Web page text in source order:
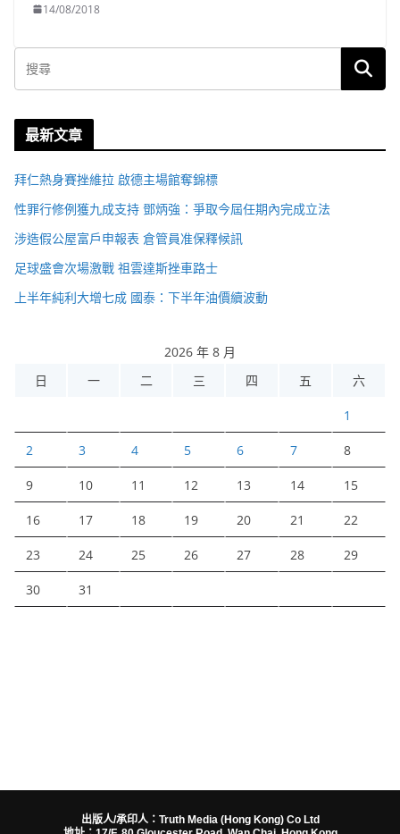
14/08/2018
最新文章
拜仁熱身賽挫維拉 啟德主場館奪錦標
性罪行修例獲九成支持 鄧炳強：爭取今屆任期內完成立法
涉造假公屋富戶申報表 倉管員准保釋候訊
足球盛會次場激戰 祖雲達斯挫車路士
上半年純利大增七成 國泰：下半年油價續波動
2026 年 8 月
日
一 二 三 四 五 六
1
2 3 4 5 6 7 8
9 10 11 12 13 14 15
16 17 18 19 20 21 22
23 24 25 26 27 28 29
30 31
出版人/承印人：Truth Media (Hong Kong) Co Ltd